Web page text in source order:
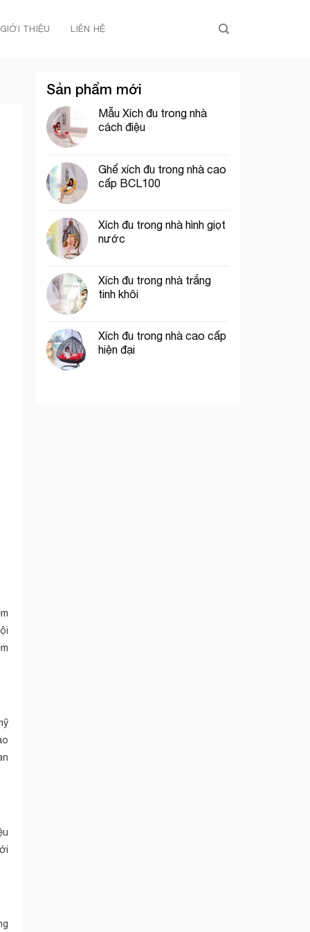
GIỚI THIỆU LIÊN HỆ
Sản phẩm mới
Mẫu Xích đu trong nhà
cách điệu
Ghế xích đu trong nhà cao
cấp BCL100
Xích đu trong nhà hình giọt
nước
Xích đu trong nhà trắng
tinh khôi
Xích đu trong nhà cao cấp
hiện đại